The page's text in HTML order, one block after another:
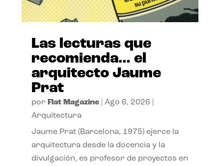
Las lecturas que
recomienda… el
arquitecto Jaume
Prat
por Flat Magazine| Ago 6, 2026
Arquitectura
Jaume Prat (Barcelona, 1975) ejerce la
arquitectura desde la docencia y la
divulgación, es profesor de proyectos en